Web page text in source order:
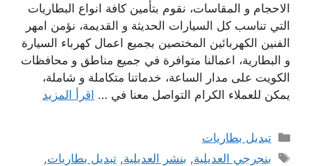
الاحجام و المقاسات، نقوم بتأمين كافة انواع البطاريات
التي تناسب كل السيارات الحديثة و القديمة، نؤمن امهر
الفنين الكهربائين المختصين بجميع اعمال كهرباء السيارة
و البطارية، اعمالنا متوافرة في جميع مناطق و محافظات
الكويت على مدار الساعة، خدماتنا متكاملة و شاملة،
يمكن للعملاء الكرام التواصل معنا في … اقرأ المزيد
التصنيفات
تبديل بطاريات
الوسوم
بنجرجي العديلية, بنشر العديلية,تبديل بطاريات,